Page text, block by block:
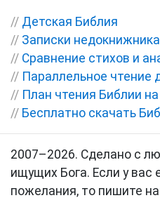
// Детская Библия
// Записки
// Сравнение стихов и
// Параллельное чтение
// План чтения Библии
// Бесплатно скачать
2007–2026. Сделано с
ищущих Бога. Если у вас
пожелания, то пишите